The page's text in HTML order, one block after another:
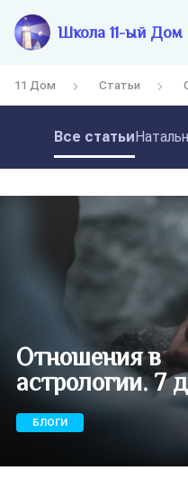
Школа 11-ый Дом
11 Дом Статьи
Все статьи
Отношения в
астрологии. 7
БЛОГИ